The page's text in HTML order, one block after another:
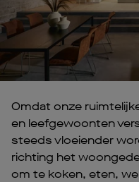
Omdat onze
en leefgewoonten
steeds vloeiender
richting het
om te koken, eten,